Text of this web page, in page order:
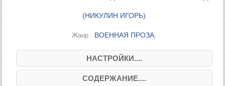
(НИКУЛИН ИГОРЬ)
Жанр : ВОЕННАЯ ПРОЗА;
НАСТРОЙКИ....
СОДЕРЖАНИЕ....